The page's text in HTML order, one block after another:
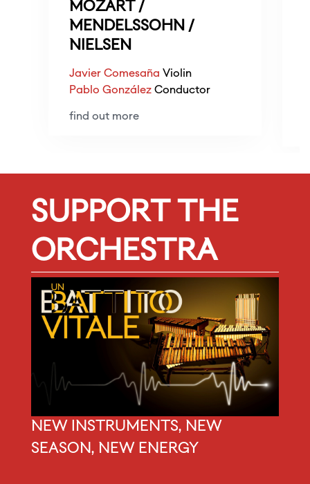
MOZART /
MENDELSSOHN /
NIELSEN
Javier Comesaña Violin
Pablo González Conductor
find out more
SUPPORT THE
ORCHESTRA
NEW INSTRUMENTS, NEW
SEASON, NEW ENERGY